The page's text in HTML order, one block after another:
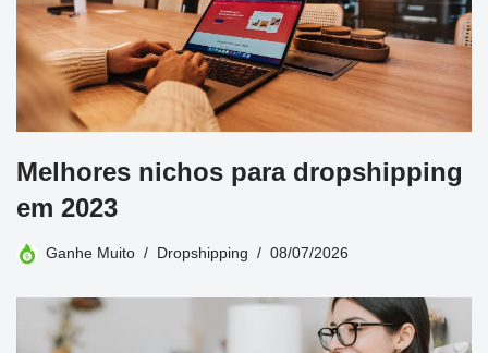
Melhores nichos para dropshipping
em 2023
Ganhe Muito Dropshipping 08/07/2026